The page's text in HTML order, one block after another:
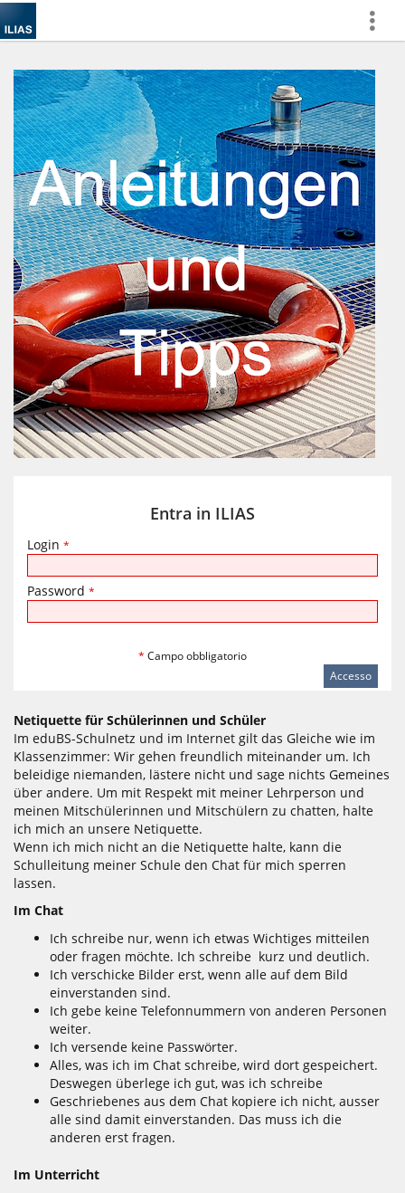
Entra in ILIAS
Login *
Password *
* Campo obbligatorio
Netiquette für Schülerinnen und Schüler
Im eduBS-Schulnetz und im Internet gilt das Gleiche wie im
Klassenzimmer: Wir gehen freundlich miteinander um. Ich
beleidige niemanden, lästere nicht und sage nichts Gemeines
über andere. Um mit Respekt mit meiner Lehrperson und
meinen Mitschülerinnen und Mitschülern zu chatten, halte
ich mich an unsere Netiquette.
Wenn ich mich nicht an die Netiquette halte, kann die
Schulleitung meiner Schule den Chat für mich sperren
lassen.
Im Chat
Ich schreibe nur, wenn ich etwas Wichtiges mitteilen
oder fragen möchte. Ich schreibe kurz und deutlich.
Ich verschicke Bilder erst, wenn alle auf dem Bild
einverstanden sind.
Ich gebe keine Telefonnummern von anderen Personen
weiter.
Ich versende keine Passwörter.
Alles, was ich im Chat schreibe, wird dort gespeichert.
Deswegen überlege ich gut, was ich schreibe
Geschriebenes aus dem Chat kopiere ich nicht, ausser
alle sind damit einverstanden. Das muss ich die
anderen erst fragen.
Im Unterricht